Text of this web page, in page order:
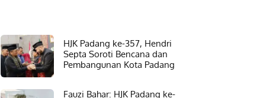
HJK Padang ke-357, Hendri
Septa Soroti Bencana dan
Pembangunan Kota Padang
Fauzi Bahar: HJK Padang ke-